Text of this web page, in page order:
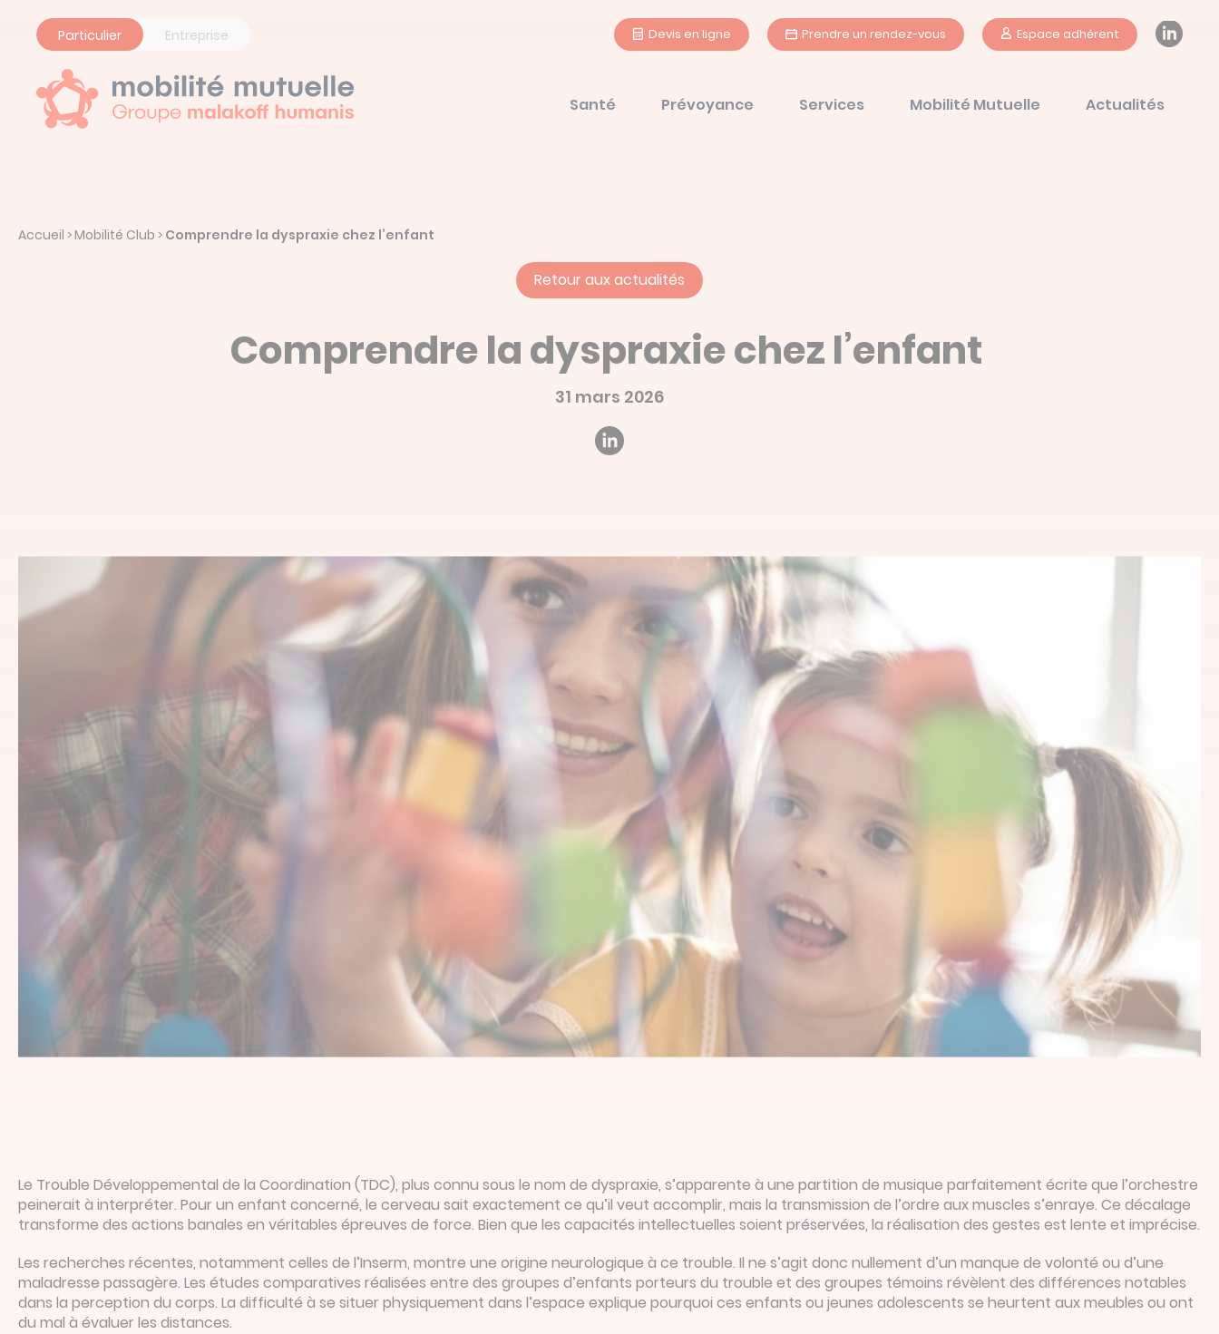
Particulier Entreprise Devis en ligne Prendre un rendez-vous Espace adhérent
Santé Prévoyance Services Mobilité Mutuelle Actualités
Accueil >Mobilité Club > Comprendre la dyspraxie chez l’enfant
Retour aux actualités
Comprendre la dyspraxie chez l’enfant
31 mars 2026
Le Trouble Développemental de la Coordination (TDC), plus connu sous le nom de dyspraxie, s’apparente à une partition de musique parfaitement écrite que l’orchestre
peinerait à interpréter. Pour un enfant concerné, le cerveau sait exactement ce qu’il veut accomplir, mais la transmission de l’ordre aux muscles s’enraye. Ce décalage
transforme des actions banales en véritables épreuves de force. Bien que les capacités intellectuelles soient préservées, la réalisation des gestes est lente et imprécise.
Les recherches récentes, notamment celles de l’Inserm, montre une origine neurologique à ce trouble. Il ne s’agit donc nullement d’un manque de volonté ou d’une
maladresse passagère. Les études comparatives réalisées entre des groupes d’enfants porteurs du trouble et des groupes témoins révèlent des différences notables
dans la perception du corps. La difficulté à se situer physiquement dans l’espace explique pourquoi ces enfants ou jeunes adolescents se heurtent aux meubles ou ont
du mal à évaluer les distances.